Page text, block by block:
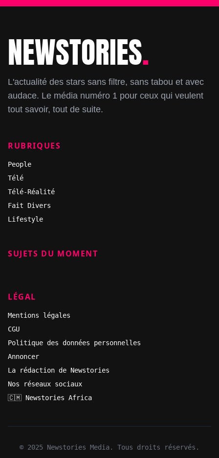
FooterNEWSTORIES.
L'actualité des stars sans filtre, sans tabou et avec
audace. Le média numéro 1 pour ceux qui veulent
tout savoir, tout de suite.
RUBRIQUES
People
Télé
Télé-Réalité
Fait Divers
Lifestyle
SUJETS DU MOMENT
LÉGAL
Mentions légales
CGU
Politique des données personnelles
Annoncer
La rédaction de Newstories
Nos réseaux sociaux
🇨🇲 Newstories Africa
© 2025 Newstories Media. Tous droits réservés.